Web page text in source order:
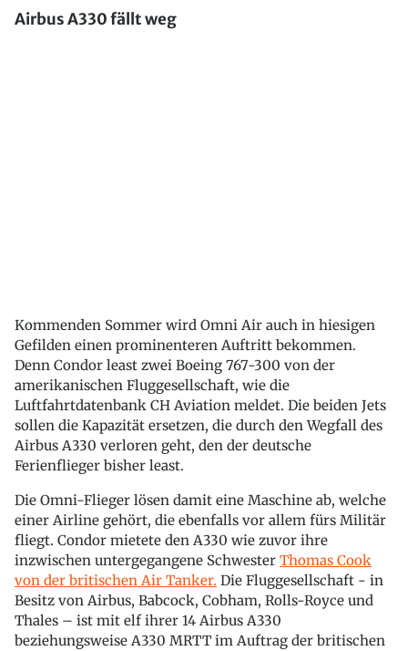
Airbus A330 fällt weg
Kommenden Sommer wird Omni Air auch in hiesigen
Gefilden einen prominenteren Auftritt bekommen.
Denn Condor least zwei Boeing 767-300 von der
amerikanischen Fluggesellschaft, wie die
Luftfahrtdatenbank CH Aviation meldet. Die beiden Jets
sollen die Kapazität ersetzen, die durch den Wegfall des
Airbus A330 verloren geht, den der deutsche
Ferienflieger bisher least.
Die Omni-Flieger lösen damit eine Maschine ab, welche
einer Airline gehört, die ebenfalls vor allem fürs Militär
fliegt. Condor mietete den A330 wie zuvor ihre
inzwischen untergegangene Schwester Thomas Cook
von der britischen Air Tanker. Die Fluggesellschaft - in
Besitz von Airbus, Babcock, Cobham, Rolls-Royce und
Thales – ist mit elf ihrer 14 Airbus A330
beziehungsweise A330 MRTT im Auftrag der britischen